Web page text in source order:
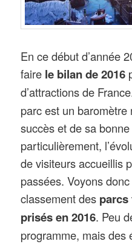
En ce début d’année
faire le bilan de 2016
d’attractions de
parc est un baromètre
succès et de sa
particulièrement,
de visiteurs accueillis
passées. Voyons
classement des
prisés en 2016. Peu
programme, mais des